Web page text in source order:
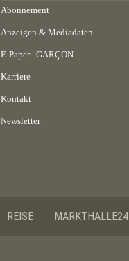
Abonnement
Anzeigen & Mediadaten
E-Paper | GARÇON
Karriere
Kontakt
Newsletter
REISE MARKTHALLE24